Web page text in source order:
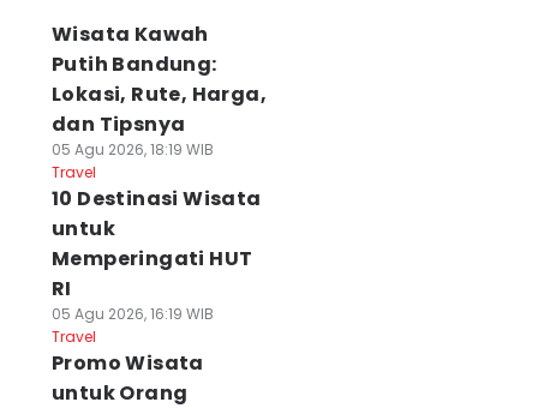
Wisata Kawah
Putih Bandung:
Lokasi, Rute, Harga,
dan Tipsnya
05 Agu 2026, 18:19 WIB
Travel
10 Destinasi Wisata
untuk
Memperingati HUT
RI
05 Agu 2026, 16:19 WIB
Travel
Promo Wisata
untuk Orang